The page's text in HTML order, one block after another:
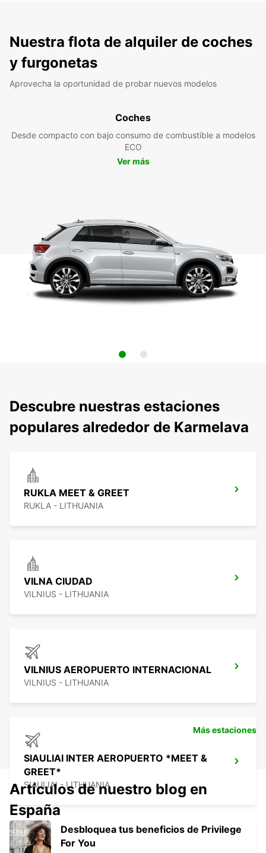
Nuestra flota de alquiler de coches
y furgonetas
Aprovecha la oportunidad de probar nuevos modelos
Coches
Desde compacto con bajo consumo de combustible a modelos
ECO
Ver más
Descubre nuestras estaciones
populares alrededor de Karmelava
RUKLA MEET & GREET
RUKLA - LITHUANIA
VILNA CIUDAD
VILNIUS - LITHUANIA
VILNIUS AEROPUERTO INTERNACIONAL
VILNIUS - LITHUANIA
SIAULIAI INTER AEROPUERTO *MEET &
GREET*
SIAULIAI - LITHUANIA
Más estaciones
Artículos de nuestro blog en
España
Desbloquea tus beneficios de Privilege
For You